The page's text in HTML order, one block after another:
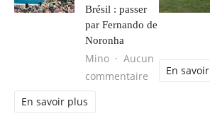
Brésil : passer
par Fernando de
Noronha
Mino
Aucun
commentaire sur Séjour
En savoir plus
En